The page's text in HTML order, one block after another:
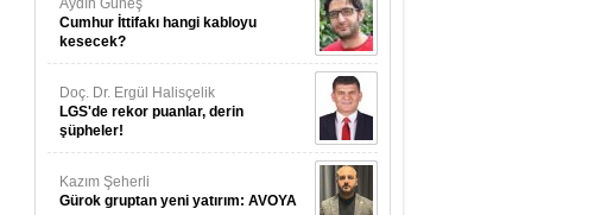
Aydın Güneş
Cumhur İttifakı hangi kabloyu
kesecek?
Doç. Dr. Ergül Halisçelik
LGS'de rekor puanlar, derin
şüpheler!
Kazım Şeherli
Gürok gruptan yeni yatırım: AVOYA